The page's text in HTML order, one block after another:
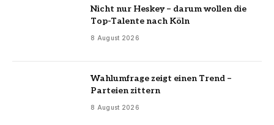
Nicht nur Heskey – darum wollen die
Top-Talente nach Köln
8 August 2026
Wahlumfrage zeigt einen Trend –
Parteien zittern
8 August 2026